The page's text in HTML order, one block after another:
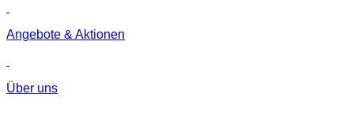
Angebote & Aktionen
Über uns